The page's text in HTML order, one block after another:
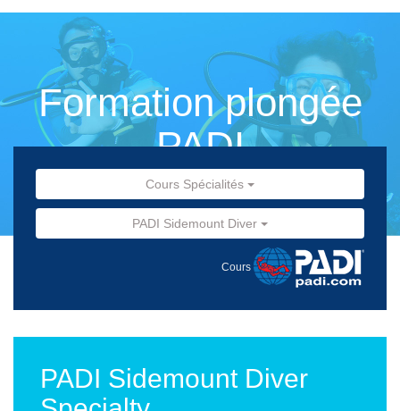
Formation plongée
PADI
Cours Spécialités
PADI Sidemount Diver
Cours
PADI Sidemount Diver